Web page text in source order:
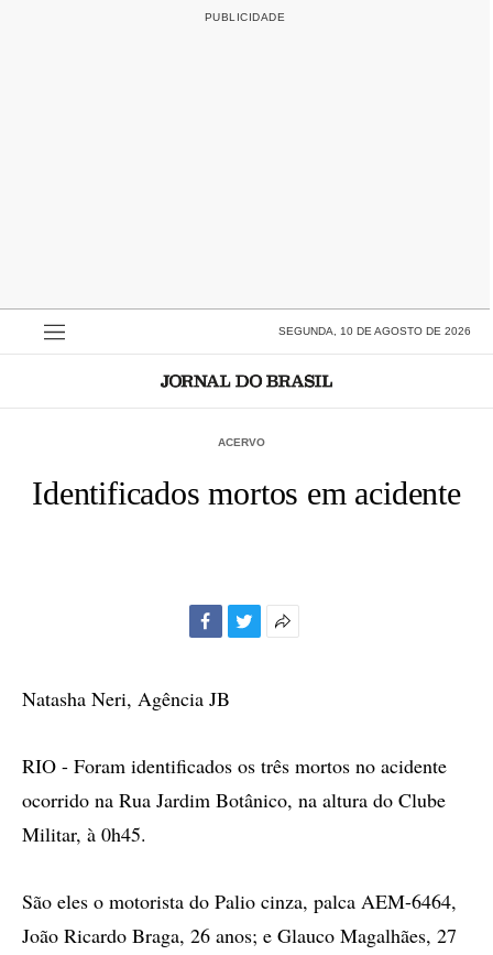
SEGUNDA, 10 DE AGOSTO DE 2026
ACERVO
Identificados mortos em acidente
Natasha Neri, Agência JB
RIO - Foram identificados os três mortos no acidente
ocorrido na Rua Jardim Botânico, na altura do Clube
Militar, à 0h45.
São eles o motorista do Palio cinza, palca AEM-6464,
João Ricardo Braga, 26 anos; e Glauco Magalhães, 27